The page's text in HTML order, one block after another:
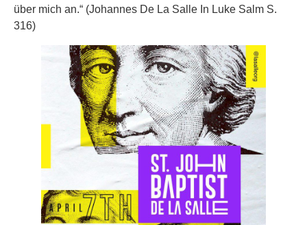
über mich an.“ (Johannes De La Salle In Luke Salm S.
316)